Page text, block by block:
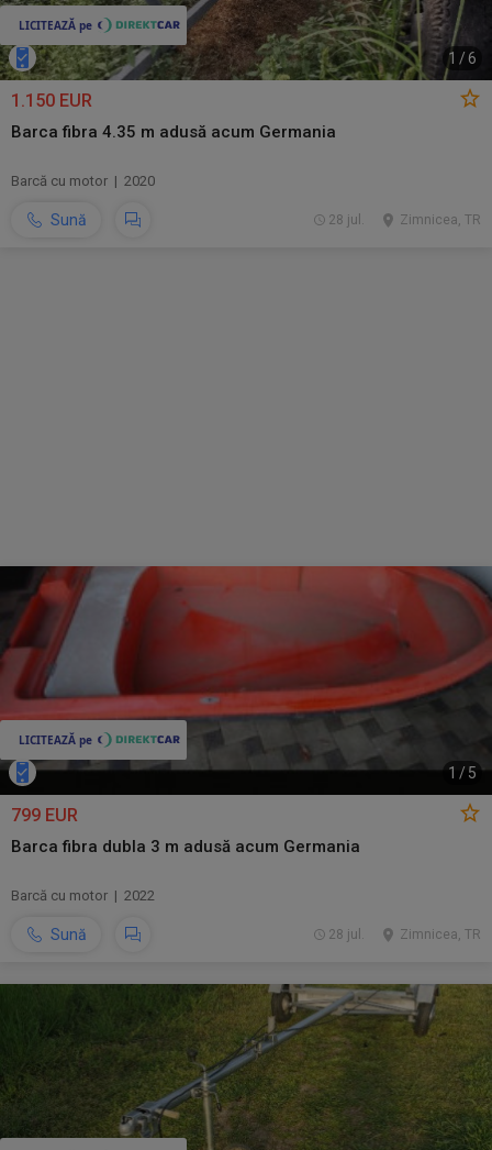
1 /6
1.150 EUR
Barca fibra 4.35 m adusă acum Germania
Barcă cu motor | 2020
Sună Zimnicea, TR
28 jul.
1 /5
799 EUR
Barca fibra dubla 3 m adusă acum Germania
Barcă cu motor | 2022
Sună Zimnicea, TR
28 jul.